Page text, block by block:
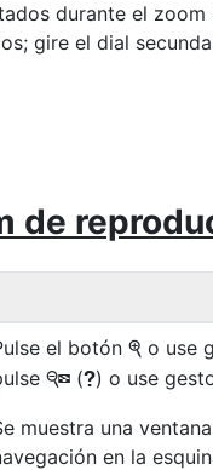
durante el zoom
gire el dial
de
el botón X o use
W (Q) o use
muestra una
en la